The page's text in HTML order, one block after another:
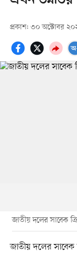
প্রকাশ: ৩০ অক্টোবর
জাতীয় দলের সাবেক
জাতীয় দলের সাবেক